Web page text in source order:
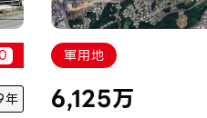
年
軍用地
6,125万